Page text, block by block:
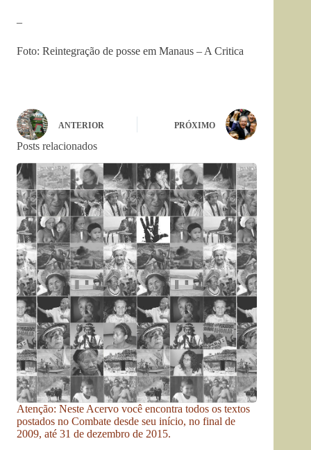
–
Foto: Reintegração de posse em Manaus – A Critica
ANTERIOR PRÓXIMO
Posts relacionados
Atenção: Neste Acervo você encontra todos os textos
postados no Combate desde seu início, no final de
2009, até 31 de dezembro de 2015.